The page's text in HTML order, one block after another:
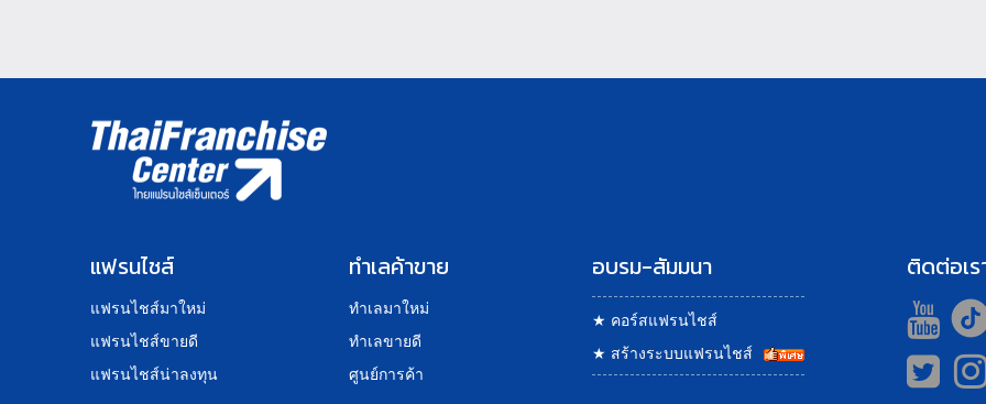
แฟรนไชส์
แฟรนไชส์มาใหม่
แฟรนไชส์ขายดี
แฟรนไชส์น่าลงทุน
ทำเลค้าขาย
ทำเลมาใหม่
ทำเลขายดี
ศูนย์การค้า
อบรม-สัมมนา
★ คอร์สแฟรนไชส์
★ สร้างระบบแฟรนไชส์
ติดต่อเร